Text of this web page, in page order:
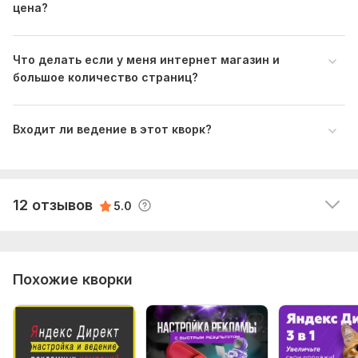
цена?
Что делать если у меня интернет магазин и
большое количество страниц?
Входит ли ведение в этот кворк?
12 отзывов 5.0
буду обращаться еще за оптимизацией и
Поставленная задача настройка Google AdWords
скудные познания в данной области.
Похожие кворки